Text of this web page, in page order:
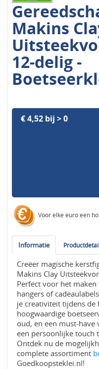
Makins
12-delig -
€ 4,52 bij > 0
Voor elke euro een
Informatie
Creëer magische
Makins Clay
Perfect voor het
hangers of
je creativiteit tijdens de
hoogwaardige
oud, en een must-have
een persoonlijke touch
Ontdek nu de
complete assortiment
Goedkoopsteklei.nl!